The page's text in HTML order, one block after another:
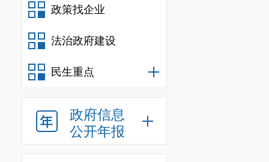
政策找企业
法治政府建设
民生重点
政府信息
公开年报